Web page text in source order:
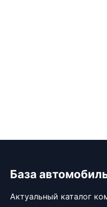
База
Актуальный каталог